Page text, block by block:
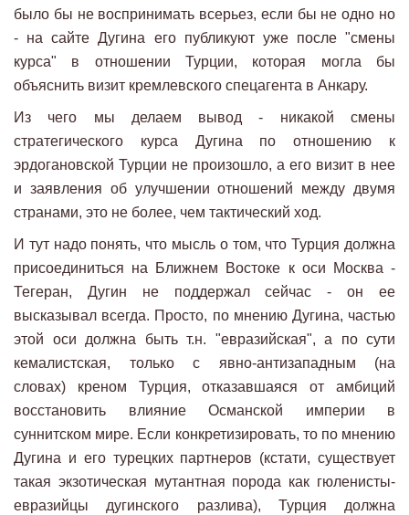
было бы не воспринимать всерьез, если бы не одно но
- на сайте Дугина его публикуют уже после "смены
курса" в отношении Турции, которая могла бы
объяснить визит кремлевского спецагента в Анкару.
Из чего мы делаем вывод - никакой смены
стратегического курса Дугина по отношению к
эрдогановской Турции не произошло, а его визит в нее
и заявления об улучшении отношений между двумя
странами, это не более, чем тактический ход.
И тут надо понять, что мысль о том, что Турция должна
присоединиться на Ближнем Востоке к оси Москва -
Тегеран, Дугин не поддержал сейчас - он ее
высказывал всегда. Просто, по мнению Дугина, частью
этой оси должна быть т.н. "евразийская", а по сути
кемалистская, только с явно-антизападным (на
словах) креном Турция, отказавшаяся от амбиций
восстановить влияние Османской империи в
суннитском мире. Если конкретизировать, то по мнению
Дугина и его турецких партнеров (кстати, существует
такая экзотическая мутантная порода как гюленисты-
евразийцы дугинского разлива), Турция должна